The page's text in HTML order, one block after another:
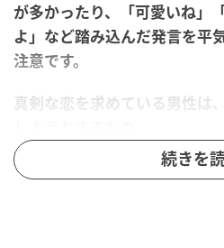
が多かったり、「可愛いね」
よ」など踏み込んだ発言を平
注意です。
真剣な恋を求めている男性は
いきなり距離を詰めてくるの
続きを